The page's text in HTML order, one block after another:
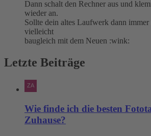
Dann schalt den Rechner aus und
wieder an.
Sollte dein altes Laufwerk dann immer
vielleicht
baugleich mit dem Neuen :wink:
Letzte Beiträge
Wie finde ich die besten
Zuhause?